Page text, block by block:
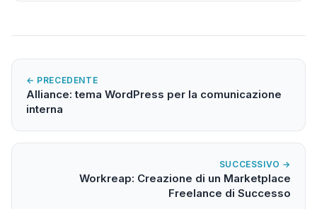
← PRECEDENTE
Alliance: tema WordPress per la comunicazione
interna
SUCCESSIVO →
Workreap: Creazione di un Marketplace
Freelance di Successo